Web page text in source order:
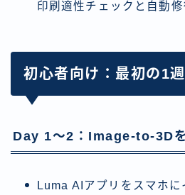
印刷適性チェックと自動
初心者向け：最初の1
Day 1〜2：Image-to-3D
Luma AIアプリをスマホ